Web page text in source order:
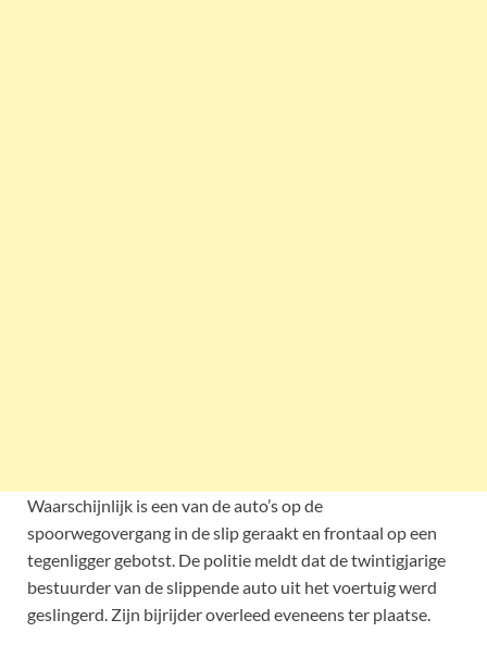
Waarschijnlijk is een van de auto’s op de
spoorwegovergang in de slip geraakt en frontaal op een
tegenligger gebotst. De politie meldt dat de twintigjarige
bestuurder van de slippende auto uit het voertuig werd
geslingerd. Zijn bijrijder overleed eveneens ter plaatse.